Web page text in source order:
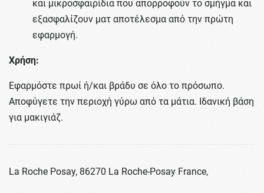
και μικροσφαιρίδια που απορροφούν το σμήγμα και
εξασφαλίζουν ματ αποτέλεσμα από την πρώτη
εφαρμογή.
Χρήση:
Εφαρμόστε πρωί ή/και βράδυ σε όλο το πρόσωπο.
Αποφύγετε την περιοχή γύρω από τα μάτια. Ιδανική βάση
για μακιγιάζ.
La Roche Posay, 86270 La Roche-Posay France,